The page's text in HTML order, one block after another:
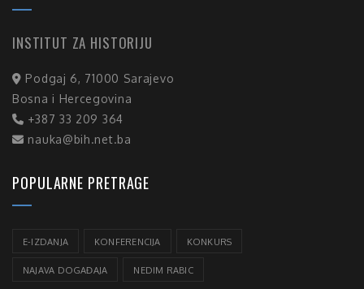
INSTITUT ZA HISTORIJU
Podgaj 6, 71000 Sarajevo
Bosna i Hercegovina
+387 33 209 364
nauka@bih.net.ba
POPULARNE PRETRAGE
E-IZDANJA KONFERENCIJA KONKURS
NAJAVA DOGAĐAJA NEDIM RABIC